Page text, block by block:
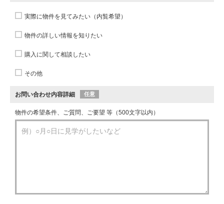
実際に物件を見てみたい（内覧希望）
物件の詳しい情報を知りたい
購入に関して相談したい
その他
お問い合わせ内容詳細 任意
物件の希望条件、ご質問、ご要望 等（500文字以内）